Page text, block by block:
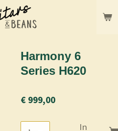
Harmony 6
Series H620
€ 999,00
In